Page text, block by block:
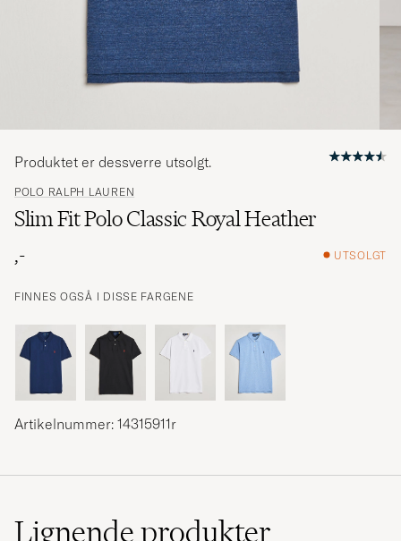
POLO RALPH LAUREN
Slim Fit Polo Classic Royal Heather
,-
UTSOLGT
FINNES OGSÅ I DISSE FARGENE
Produktet er dessverre utsolgt.
Artikelnummer: 14315911r
Lignendeprodukter